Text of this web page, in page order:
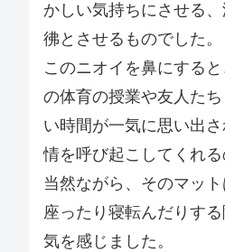
かしい気持ちにさせる
彿とさせるものでした。
このニオイを鼻にする
の体育の授業や友人た
い時間が一気に思い出
情を呼び起こしてくれる
当然ながら、そのマット
座ったり寝転んだりす
気を感じました。